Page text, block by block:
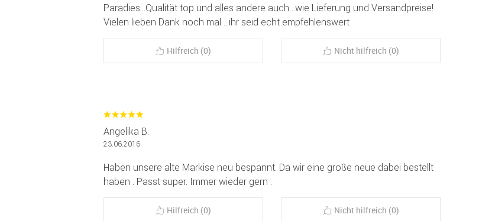
Paradies...Qualität top und alles andere auch ..wie Lieferung und Versandpreise!
Vielen lieben Dank noch mal ...ihr seid echt empfehlenswert
Hilfreich (0) Nicht hilfreich (0)
Angelika B.
23.06.2016
Haben unsere alte Markise neu bespannt. Da wir eine große neue dabei bestellt
haben . Passt super. Immer wieder gern .
Hilfreich (0) Nicht hilfreich (0)